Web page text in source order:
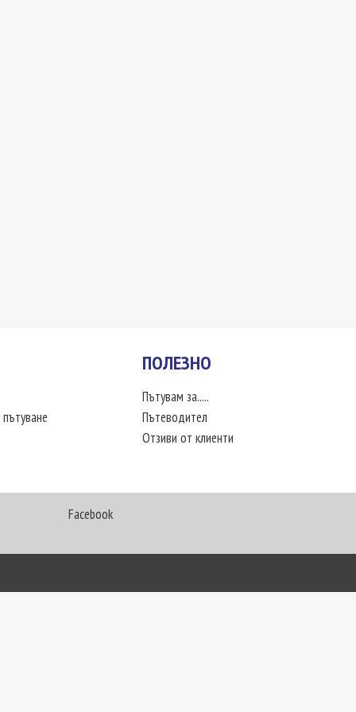
ПОЛЕЗНО
Пътувам за.....
Пътеводител
Отзиви от клиенти
Facebook